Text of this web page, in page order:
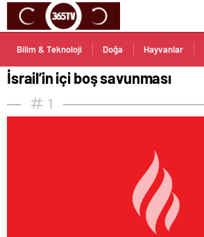
Bilim & Teknoloji Doğa Hayvanlar
İsrail’in içi boş savunması
1